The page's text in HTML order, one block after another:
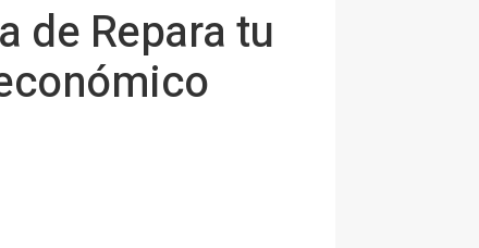
de Repara tu